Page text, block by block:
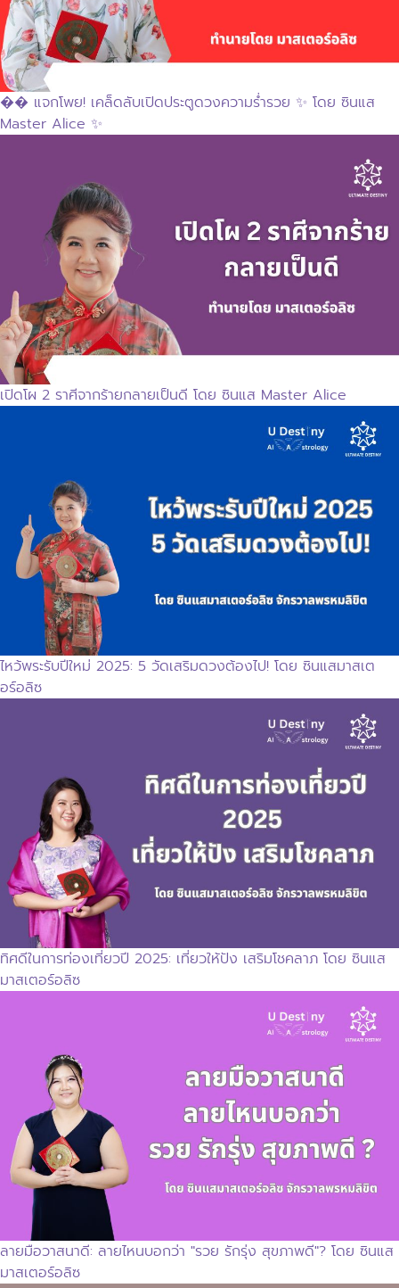
�� แจกโพย! เคล็ดลับเปิดประตูดวงความร่ำรวย ✨ โดย ซินแส
Master Alice ✨
เปิดโผ 2 ราศีจากร้ายกลายเป็นดี โดย ซินแส Master Alice
ไหว้พระรับปีใหม่ 2025: 5 วัดเสริมดวงต้องไป! โดย ซินแสมาสเต
อร์อลิซ
ทิศดีในการท่องเที่ยวปี 2025: เที่ยวให้ปัง เสริมโชคลาภ โดย ซินแส
มาสเตอร์อลิซ
ลายมือวาสนาดี: ลายไหนบอกว่า "รวย รักรุ่ง สุขภาพดี"? โดย ซินแส
มาสเตอร์อลิซ